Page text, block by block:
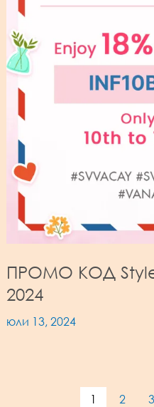
ПРОМО КОД
2024
юли 13, 2024
1 2 3